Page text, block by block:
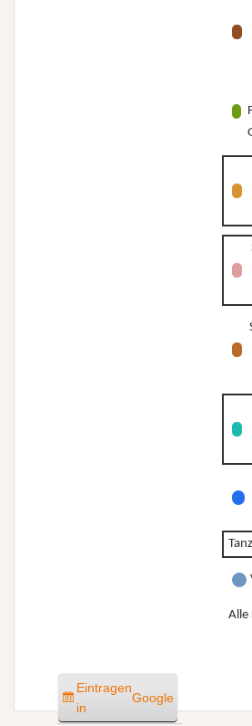
Tanz
Alle
Eintragen
in
Google